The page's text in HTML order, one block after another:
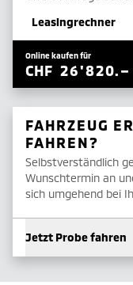
Leasingrechner
Online kaufen für
CHF 26'820.–
FAHRZEUG
FAHREN?
Selbstverständlich
Wunschtermin an
sich umgehend bei
Jetzt Probe fahren